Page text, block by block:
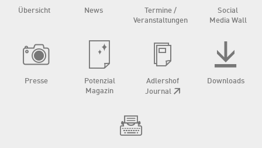
Übersicht News
Termine /
Veranstaltungen
Social
Media Wall
Presse
Potenzial
Magazin
Adlershof
Journal
Downloads